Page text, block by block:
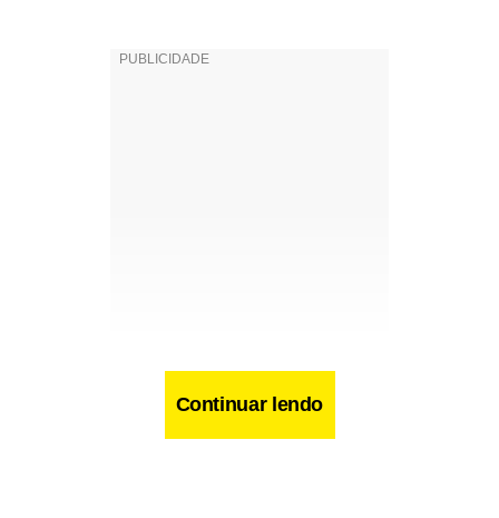
Continuar lendo